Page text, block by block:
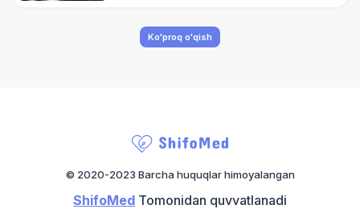
Ko'proq o'qish
© 2020-2023 Barcha huquqlar himoyalangan
ShifoMed Tomonidan quvvatlanadi